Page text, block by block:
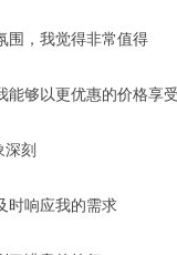
围，我觉得非常值得
够以更优惠的价格享
刻
时响应我的需求